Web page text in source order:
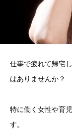
仕事で疲れて帰宅
はありませんか？
特に働く女性や育
す。